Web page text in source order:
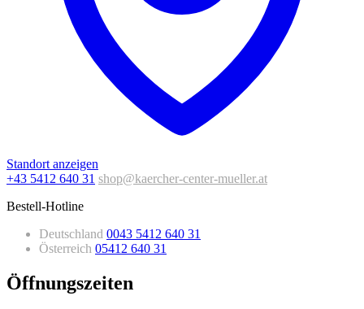
Standort anzeigen
+43 5412 640 31 shop@kaercher-center-mueller.at
Bestell-Hotline
Deutschland 0043 5412 640 31
Österreich 05412 640 31
Öffnungszeiten